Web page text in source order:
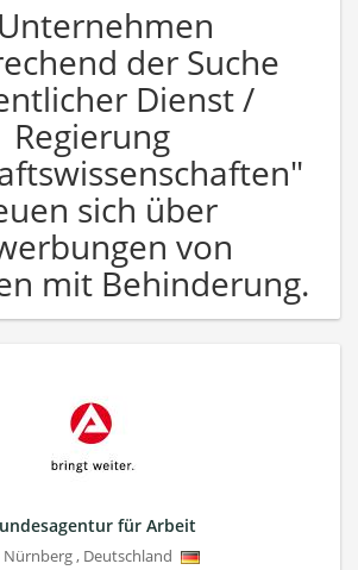
der Suche
Dienst /
Regierung
sich über
von
mit Behinderung.
für Arbeit
Nürnberg, Deutschland